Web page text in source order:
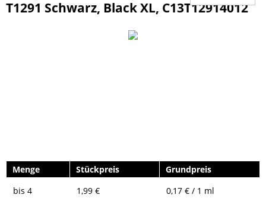
T1291 Schwarz, Black XL, C13T12914012
Menge Stückpreis
Grundpreis
bis 4 1,99 € 0,17 € / 1 ml